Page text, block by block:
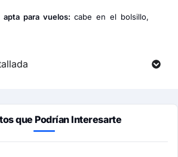
para vuelos: cabe en el bolsillo,
que Podrían Interesarte